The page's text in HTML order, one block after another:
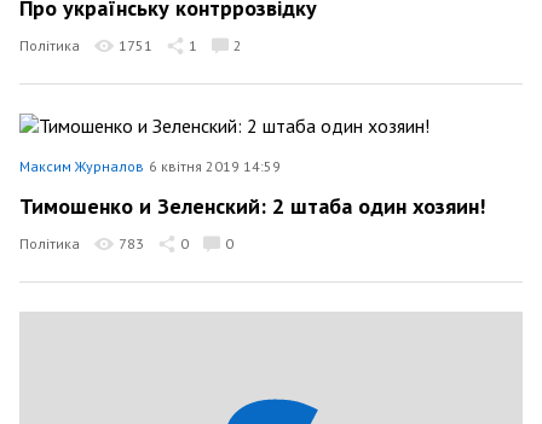
Про українську контррозвідку
Політика 1751 1 2
Максим Журналов 6 квітня 2019 14:59
Тимошенко и Зеленский: 2 штаба один хозяин!
Політика 783 0 0